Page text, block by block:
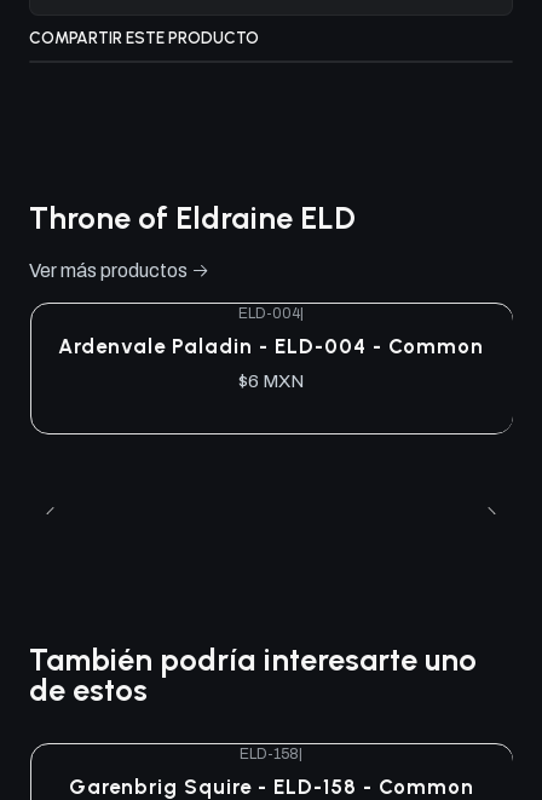
COMPARTIR ESTE PRODUCTO
Throne of Eldraine ELD
Ver más productos
ELD-004
Ardenvale Paladin - ELD-004 - Common
$6 MXN
También podría interesarte uno
de estos
ELD-158|
Garenbrig Squire - ELD-158 - Common